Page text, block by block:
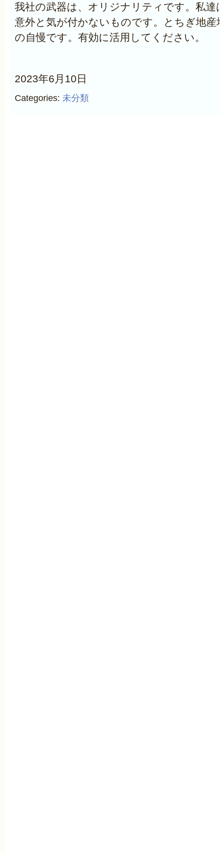
我社の武器は、オリジナリティです。私達
意外と気が付かないものです。とちぎ地産
の自慢です。有効に活用してください。
2023年6月10日
Categories: 未分類